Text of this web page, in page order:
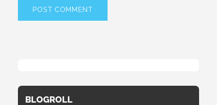
BLOGROLL